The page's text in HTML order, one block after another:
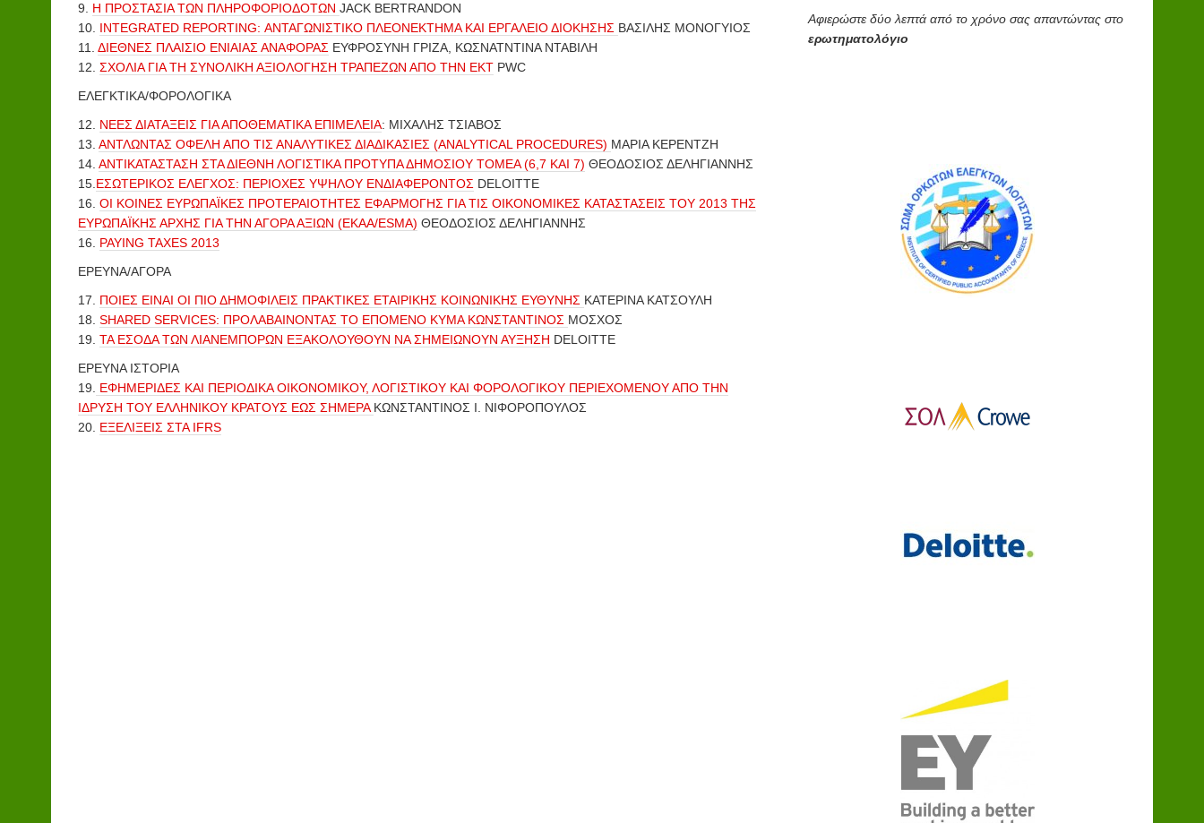
9. Η ΠΡΟΣΤΑΣΙΑ ΤΩΝ ΠΛΗΡΟΦΟΡΙΟΔΟΤΩΝ JACK BERTRANDON
10. INTEGRATED REPORTING: ΑΝΤΑΓΩΝΙΣΤΙΚΟ ΠΛΕΟΝΕΚΤΗΜΑ ΚΑΙ ΕΡΓΑΛΕΙΟ ΔΙΟΚΗΣΗΣ ΒΑΣΙΛΗΣ ΜΟΝΟΓΥΙΟΣ
11. ΔΙΕΘΝΕΣ ΠΛΑΙΣΙΟ ΕΝΙΑΙΑΣ ΑΝΑΦΟΡΑΣ ΕΥΦΡΟΣΥΝΗ ΓΡΙΖΑ, ΚΩΣΝΑΤΝΤΙΝΑ ΝΤΑΒΙΛΗ
12. ΣΧΟΛΙΑ ΓΙΑ ΤΗ ΣΥΝΟΛΙΚΗ ΑΞΙΟΛΟΓΗΣΗ ΤΡΑΠΕΖΩΝ ΑΠΟ ΤΗΝ ΕΚΤ PWC
ΕΛΕΓΚΤΙΚΑ/ΦΟΡΟΛΟΓΙΚΑ
12. ΝΕΕΣ ΔΙΑΤΑΞΕΙΣ ΓΙΑ ΑΠΟΘΕΜΑΤΙΚΑ ΕΠΙΜΕΛΕΙΑ: ΜΙΧΑΛΗΣ ΤΣΙΑΒΟΣ
13. ΑΝΤΛΩΝΤΑΣ ΟΦΕΛΗ ΑΠΟ ΤΙΣ ΑΝΑΛΥΤΙΚΕΣ ΔΙΑΔΙΚΑΣΙΕΣ (ANALYTICAL PROCEDURES) ΜΑΡΙΑ ΚΕΡΕΝΤΖΗ
14. ΑΝΤΙΚΑΤΑΣΤΑΣΗ ΣΤΑ ΔΙΕΘΝΗ ΛΟΓΙΣΤΙΚΑ ΠΡΟΤΥΠΑ ΔΗΜΟΣΙΟΥ ΤΟΜΕΑ (6,7 ΚΑΙ 7) ΘΕΟΔΟΣΙΟΣ ΔΕΛΗΓΙΑΝΝΗΣ
15. ΕΣΩΤΕΡΙΚΟΣ ΕΛΕΓΧΟΣ: ΠΕΡΙΟΧΕΣ ΥΨΗΛΟΥ ΕΝΔΙΑΦΕΡΟΝΤΟΣ DELOITTE
16. ΟΙ ΚΟΙΝΕΣ ΕΥΡΩΠΑΪΚΕΣ ΠΡΟΤΕΡΑΙΟΤΗΤΕΣ ΕΦΑΡΜΟΓΗΣ ΓΙΑ ΤΙΣ ΟΙΚΟΝΟΜΙΚΕΣ ΚΑΤΑΣΤΑΣΕΙΣ ΤΟΥ 2013 ΤΗΣ
ΕΥΡΩΠΑΪΚΗΣ ΑΡΧΗΣ ΓΙΑ ΤΗΝ ΑΓΟΡΑ ΑΞΙΩΝ (ΕΚΑΑ/ESMA) ΘΕΟΔΟΣΙΟΣ ΔΕΛΗΓΙΑΝΝΗΣ
16. PAYING TAXES 2013
ΕΡΕΥΝΑ/ΑΓΟΡΑ
17. ΠΟΙΕΣ ΕΙΝΑΙ ΟΙ ΠΙΟ ΔΗΜΟΦΙΛΕΙΣ ΠΡΑΚΤΙΚΕΣ ΕΤΑΙΡΙΚΗΣ ΚΟΙΝΩΝΙΚΗΣ ΕΥΘΥΝΗΣ ΚΑΤΕΡΙΝΑ ΚΑΤΣΟΥΛΗ
18. SHARED SERVICES: ΠΡΟΛΑΒΑΙΝΟΝΤΑΣ ΤΟ ΕΠΟΜΕΝΟ ΚΥΜΑ ΚΩΝΣΤΑΝΤΙΝΟΣ ΜΟΣΧΟΣ
19. ΤΑ ΕΣΟΔΑ ΤΩΝ ΛΙΑΝΕΜΠΟΡΩΝ ΕΞΑΚΟΛΟΥΘΟΥΝ ΝΑ ΣΗΜΕΙΩΝΟΥΝ ΑΥΞΗΣΗ DELOITTE
ΕΡΕΥΝΑ ΙΣΤΟΡΙΑ
19.
ΕΦΗΜΕΡΙΔΕΣ ΚΑΙ ΠΕΡΙΟΔΙΚΑ ΟΙΚΟΝΟΜΙΚΟΥ, ΛΟΓΙΣΤΙΚΟΥ ΚΑΙ ΦΟΡΟΛΟΓΙΚΟΥ ΠΕΡΙΕΧΟΜΕΝΟΥ ΑΠΟ ΤΗΝ
ΙΔΡΥΣΗ ΤΟΥ ΕΛΛΗΝΙΚΟΥ ΚΡΑΤΟΥΣ ΕΩΣ ΣΗΜΕΡΑ ΚΩΝΣΤΑΝΤΙΝΟΣ Ι. ΝΙΦΟΡΟΠΟΥΛΟΣ
20. ΕΞΕΛΙΞΕΙΣ ΣΤΑ IFRS
Αφιερώστε δύο λεπτά από το χρόνο σας απαντώντας στο
ερωτηματολόγιο